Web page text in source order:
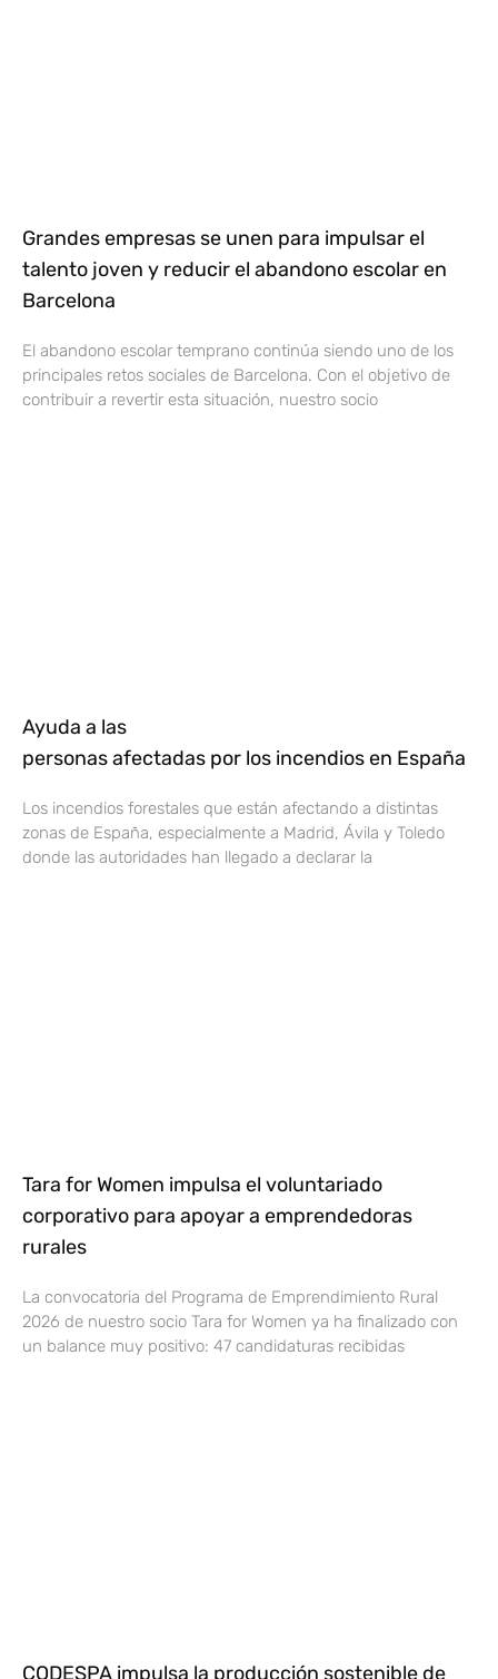
Grandes empresas se unen para impulsar el
talento joven y reducir el abandono escolar en
Barcelona
El abandono escolar temprano continúa siendo uno de los
principales retos sociales de Barcelona. Con el objetivo de
contribuir a revertir esta situación, nuestro socio
Ayuda a las
personas afectadas por los incendios en España
Los incendios forestales que están afectando a distintas
zonas de España, especialmente a Madrid, Ávila y Toledo
donde las autoridades han llegado a declarar la
Tara for Women impulsa el voluntariado
corporativo para apoyar a emprendedoras
rurales
La convocatoria del Programa de Emprendimiento Rural
2026 de nuestro socio Tara for Women ya ha finalizado con
un balance muy positivo: 47 candidaturas recibidas
CODESPA impulsa la producción sostenible de